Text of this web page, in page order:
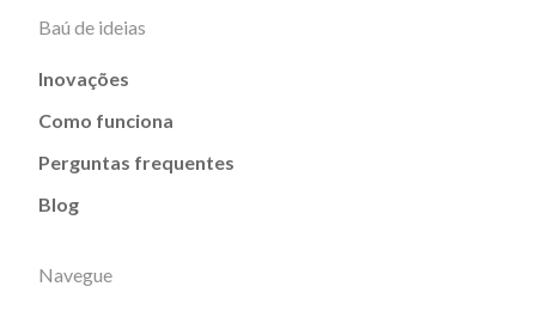
Baú de ideias
Inovações
Como funciona
Perguntas frequentes
Blog
Navegue